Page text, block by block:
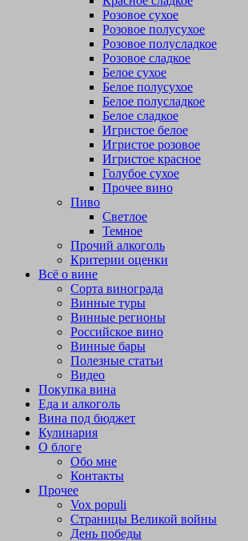
Розовое сухое
Розовое полусухое
Розовое полусладкое
Розовое сладкое
Белое сухое
Белое полусухое
Белое полусладкое
Белое сладкое
Игристое белое
Игристое розовое
Игристое красное
Голубое сухое
Прочее вино
Пиво
Светлое
Темное
Прочий алкоголь
Критерии оценки
Всё о вине
Сорта винограда
Винные туры
Винные регионы
Российское вино
Винные бары
Полезные статьи
Видео
Покупка вина
Еда и алкоголь
Вина под бюджет
Кулинария
О блоге
Обо мне
Контакты
Прочее
Vox populi
Страницы Великой войны
День победы